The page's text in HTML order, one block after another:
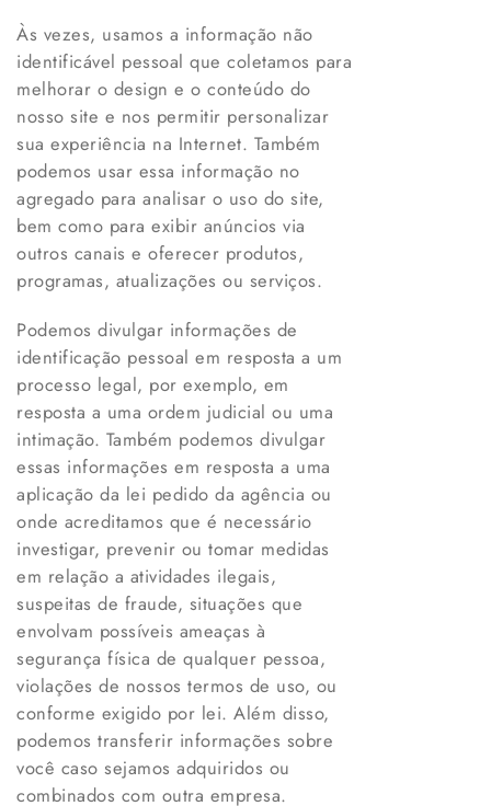
Às vezes, usamos a informação não
identificável pessoal que coletamos para
melhorar o design e o conteúdo do
nosso site e nos permitir personalizar
sua experiência na Internet. Também
podemos usar essa informação no
agregado para analisar o uso do site,
bem como para exibir anúncios via
outros canais e oferecer produtos,
programas, atualizações ou serviços.
Podemos divulgar informações de
identificação pessoal em resposta a um
processo legal, por exemplo, em
resposta a uma ordem judicial ou uma
intimação. Também podemos divulgar
essas informações em resposta a uma
aplicação da lei pedido da agência ou
onde acreditamos que é necessário
investigar, prevenir ou tomar medidas
em relação a atividades ilegais,
suspeitas de fraude, situações que
envolvam possíveis ameaças à
segurança física de qualquer pessoa,
violações de nossos termos de uso, ou
conforme exigido por lei. Além disso,
podemos transferir informações sobre
você caso sejamos adquiridos ou
combinados com outra empresa.